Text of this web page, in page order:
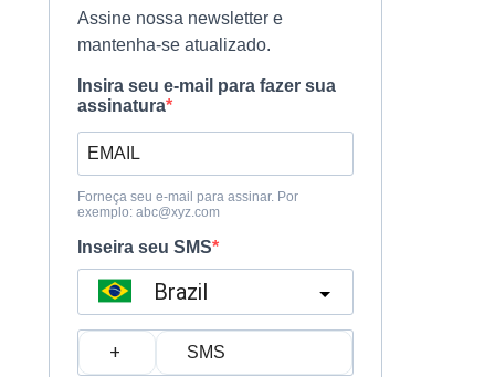
Assine nossa newsletter e
mantenha-se atualizado.
Insira seu e-mail para fazer sua
assinatura
Forneça seu e-mail para assinar. Por
exemplo: abc@xyz.com
Inseira seu SMS
Brazil